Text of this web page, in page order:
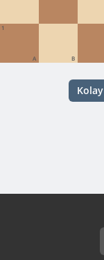
1
A B
Kolay